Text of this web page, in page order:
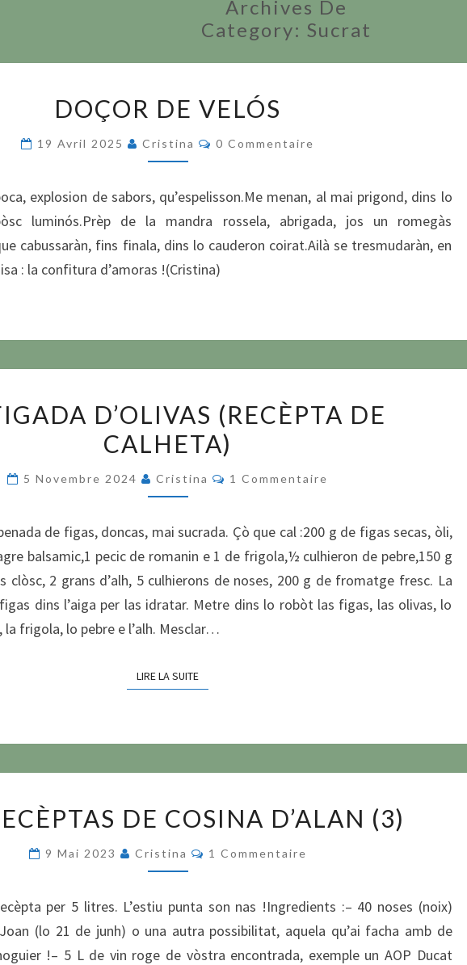
Archives De
Category: Sucrat
DE
VELÓS
DOÇOR DE VELÓS
19 Avril 2025 Cristina Commentaires
0 Commentaire
explosion de sabors, qu’espelisson.Me menan, al mai prigond, dins lo
luminós.Prèp de la mandra rossela, abrigada, jos un romegàs
cabussaràn, fins finala, dins lo cauderon coirat.Ailà se tresmudaràn, en
: la confitura d’amoras !(Cristina)
FIGADA
D’OLIVAS
DE
D’OLIVAS (RECÈPTA DE
CALHETA)
5 Novembre 2024 Cristina Commentaires
1 Commentaire
de figas, doncas, mai sucrada. Çò que cal :200 g de figas secas, òli,
balsamic,1 pecic de romanin e 1 de frigola,½ culhieron de pebre,150 g
clòsc, 2 grans d’alh, 5 culhierons de noses, 200 g de fromatge fresc. La
dins l’aiga per las idratar. Metre dins lo robòt las figas, las olivas, lo
frigola, lo pebre e l’alh. Mesclar…
LIRE LA SUITELIRE LA SUITE
RECÈPTAS
DE
COSINA
(3)
DE COSINA D’ALAN (3)
9 Mai 2023 Cristina Commentaires
1 Commentaire
per 5 litres. L’estiu punta son nas !Ingredients :– 40 noses (noix)
(lo 21 de junh) o una autra possibilitat, aquela qu’ai facha amb de
!– 5 L de vin roge de vòstra encontrada, exemple un AOP Ducat